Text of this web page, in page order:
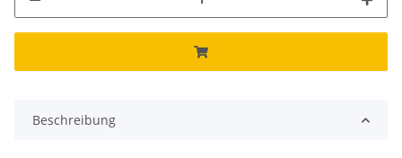
Beschreibung